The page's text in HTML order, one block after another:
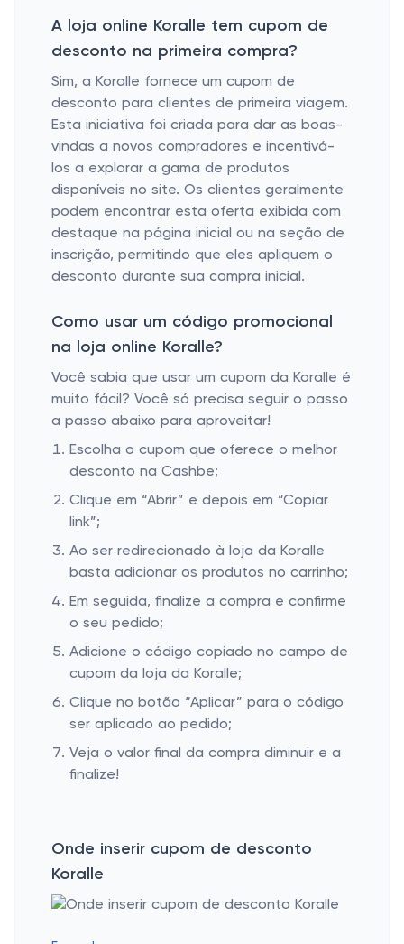
A loja online Koralle tem cupom de
desconto na primeira compra?
Sim, a Koralle fornece um cupom de
desconto para clientes de primeira viagem.
Esta iniciativa foi criada para dar as boas-
vindas a novos compradores e incentivá-
los a explorar a gama de produtos
disponíveis no site. Os clientes geralmente
podem encontrar esta oferta exibida com
destaque na página inicial ou na seção de
inscrição, permitindo que eles apliquem o
desconto durante sua compra inicial.
Como usar um código promocional
na loja online Koralle?
Você sabia que usar um cupom da Koralle é
muito fácil? Você só precisa seguir o passo
a passo abaixo para aproveitar!
Escolha o cupom que oferece o melhor
desconto na Cashbe;
Clique em “Abrir” e depois em “Copiar
link”;
Ao ser redirecionado à loja da Koralle
basta adicionar os produtos no carrinho;
Em seguida, finalize a compra e confirme
o seu pedido;
Adicione o código copiado no campo de
cupom da loja da Koralle;
Clique no botão “Aplicar” para o código
ser aplicado ao pedido;
Veja o valor final da compra diminuir e a
finalize!
Onde inserir cupom de desconto
Koralle